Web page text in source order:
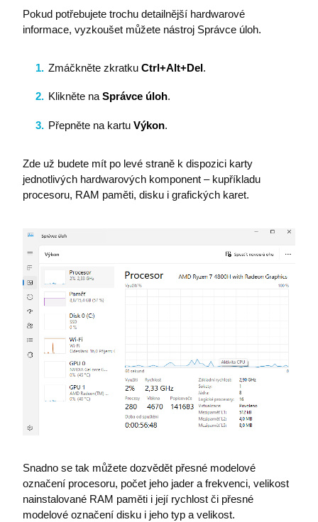
Pokud potřebujete trochu detailnější hardwarové
informace, vyzkoušet můžete nástroj Správce úloh.
Zmáčkněte zkratku Ctrl+Alt+Del .
Klikněte na Správce úloh.
Přepněte na kartu Výkon.
Zde už budete mít po levé straně k dispozici karty
jednotlivých hardwarových komponent – kupříkladu
procesoru, RAM paměti, disku i grafických karet.
Snadno se tak můžete dozvědět přesné modelové
označení procesoru, počet jeho jader a frekvenci, velikost
nainstalované RAM paměti i její rychlost či přesné
modelové označení disku i jeho typ a velikost.